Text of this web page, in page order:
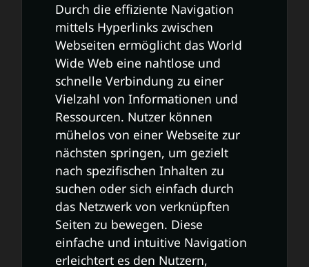
Durch die effiziente Navigation
mittels Hyperlinks zwischen
Webseiten ermöglicht das World
Wide Web eine nahtlose und
schnelle Verbindung zu einer
Vielzahl von Informationen und
Ressourcen. Nutzer können
mühelos von einer Webseite zur
nächsten springen, um gezielt
nach spezifischen Inhalten zu
suchen oder sich einfach durch
das Netzwerk von verknüpften
Seiten zu bewegen. Diese
einfache und intuitive Navigation
erleichtert es den Nutzern,